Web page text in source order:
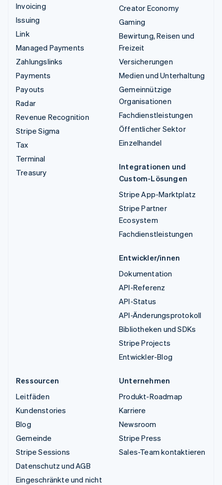
Invoicing
Issuing
Link
Managed Payments
Zahlungslinks
Payments
Payouts
Radar
Revenue Recognition
Stripe Sigma
Tax
Terminal
Treasury
Creator Economy
Gaming
Bewirtung, Reisen und
Freizeit
Versicherungen
Medien und Unterhaltung
Gemeinnützige
Organisationen
Fachdienstleistungen
Öffentlicher Sektor
Einzelhandel
Integrationen und
Custom-Lösungen
Stripe App-Marktplatz
Stripe Partner
Ecosystem
Fachdienstleistungen
Entwickler/innen
Dokumentation
API-Referenz
API-Status
API-Änderungsprotokoll
Bibliotheken und SDKs
Stripe Projects
Entwickler-Blog
Ressourcen
Leitfäden
Kundenstories
Blog
Gemeinde
Stripe Sessions
Datenschutz und AGB
Eingeschränkte und nicht
Unternehmen
Produkt-Roadmap
Karriere
Newsroom
Stripe Press
Sales-Team kontaktieren